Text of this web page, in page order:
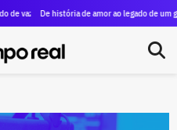
para não vacinar a própria filha
vazar dados da esposa de Moraes, pede que
De história de amor ao legado de um